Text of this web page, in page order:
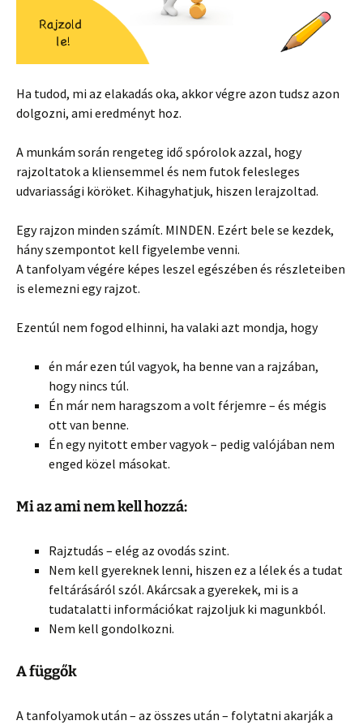
Ha tudod, mi az elakadás oka, akkor végre azon tudsz azon
dolgozni, ami eredményt hoz.
A munkám során rengeteg idő spórolok azzal, hogy
rajzoltatok a kliensemmel és nem futok felesleges
udvariassági köröket. Kihagyhatjuk, hiszen lerajzoltad.
Egy rajzon minden számít. MINDEN. Ezért bele se kezdek,
hány szempontot kell figyelembe venni.
A tanfolyam végére képes leszel egészében és részleteiben
is elemezni egy rajzot.
Ezentúl nem fogod elhinni, ha valaki azt mondja, hogy
én már ezen túl vagyok, ha benne van a rajzában,
hogy nincs túl.
Én már nem haragszom a volt férjemre – és mégis
ott van benne.
Én egy nyitott ember vagyok – pedig valójában nem
enged közel másokat.
Mi az ami nem kell hozzá:
Rajztudás – elég az ovodás szint.
Nem kell gyereknek lenni, hiszen ez a lélek és a tudat
feltárásáról szól. Akárcsak a gyerekek, mi is a
tudatalatti információkat rajzoljuk ki magunkból.
Nem kell gondolkozni.
A függők
A tanfolyamok után – az összes után – folytatni akarják a